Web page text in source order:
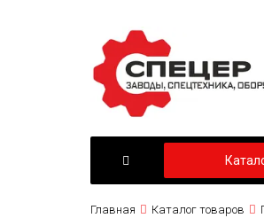
Главная Каталог товаров